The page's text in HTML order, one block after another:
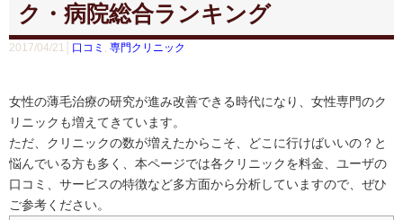
ク・病院総合ランキング
2017/04/21│ 口コミ , 専門クリニック
女性の薄毛治療の研究が進み改善できる時代になり、女性専門のク
リニックも増えてきています。
ただ、クリニックの数が増えたからこそ、どこに行けばいいの？と
悩んでいる方も多く、本ページでは各クリニックを料金、ユーザの
口コミ、サービスの特徴など多方面から分析していますので、ぜひ
ご参考ください。